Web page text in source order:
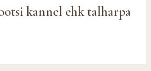
kannel ehk talharpa